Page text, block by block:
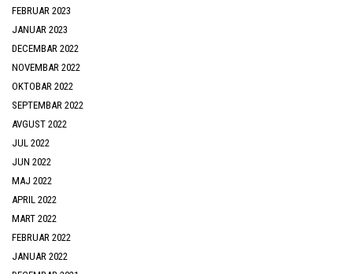
FEBRUAR 2023
JANUAR 2023
DECEMBAR 2022
NOVEMBAR 2022
OKTOBAR 2022
SEPTEMBAR 2022
AVGUST 2022
JUL 2022
JUN 2022
MAJ 2022
APRIL 2022
MART 2022
FEBRUAR 2022
JANUAR 2022